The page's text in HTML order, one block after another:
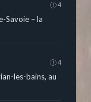
4
Savoie – la
4
les-bains, au